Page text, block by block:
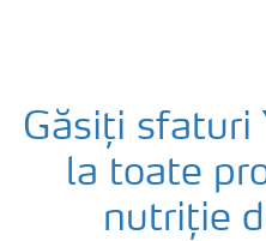
Găsiți sfaturi
la toate
nutriție